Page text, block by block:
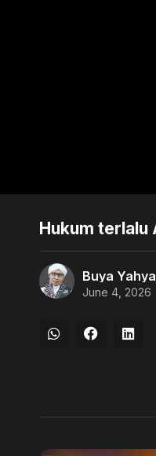
Hukum terlalu
Buya Yahya
June 4, 2026